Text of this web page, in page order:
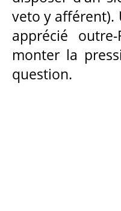
veto y afférent).
apprécié
monter la
question.